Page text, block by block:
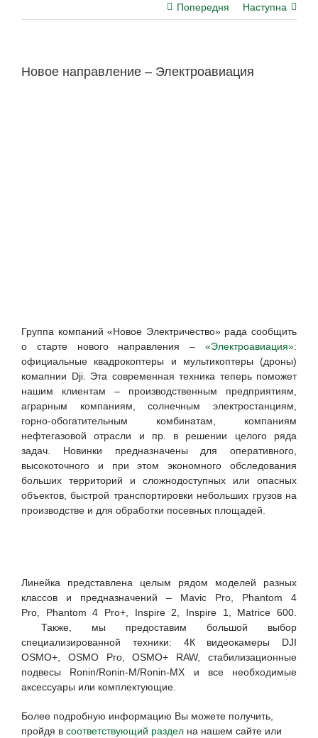
Попередня Наступна
Новое направление – Электроавиация
Группа компаний «Новое Электричество» рада сообщить
о старте нового направления – «Электроавиация»:
официальные квадрокоптеры и мультикоптеры (дроны)
комапнии Dji. Эта современная техника теперь поможет
нашим клиентам – производственным предприятиям,
аграрным компаниям, солнечным электростанциям,
горно-обогатительным комбинатам, компаниям
нефтегазовой отрасли и пр. в решении целого ряда
задач. Новинки предназначены для оперативного,
высокоточного и при этом экономного обследования
больших территорий и сложнодоступных или опасных
объектов, быстрой транспортировки небольших грузов на
производстве и для обработки посевных площадей.
Линейка представлена целым рядом моделей разных
классов и предназначений – Mavic Pro, Phantom 4
Pro, Phantom 4 Pro+, Inspire 2, Inspire 1, Matrice 600.
Также, мы предоставим большой выбор
специализированной техники: 4К видеокамеры DJI
OSMO+, OSMO Pro, OSMO+ RAW, стабилизационные
подвесы Ronin/Ronin-M/Ronin-MX и все необходимые
аксессуары или комплектующие.
Более подробную информацию Вы можете получить,
пройдя в соответствующий раздел на нашем сайте или